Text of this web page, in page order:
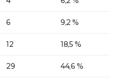
6 9,2 %
12 18,5 %
29 44,6 %